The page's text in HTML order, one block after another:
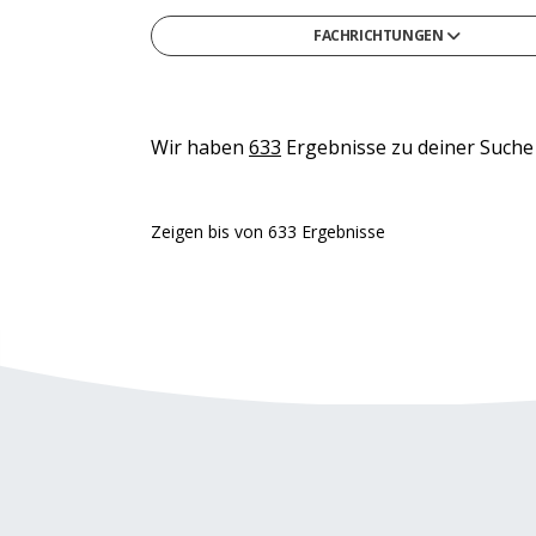
FACHRICHTUNGEN
Gesellschafts- & Sozialwissenschaften
Informatik
Medien, Kommunikation & Marketing
Wir haben 633 Ergebnisse zu deiner
Zeigen bis von 633 Ergebnisse